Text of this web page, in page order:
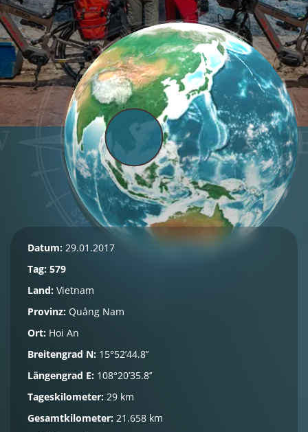
Datum: 29.01.2017
Tag: 579
Land: Vietnam
Provinz: Quảng Nam
Ort: Hoi An
Breitengrad N: 15°52’44.8’’
Längengrad E: 108°20’35.8’’
Tageskilometer: 29 km
Gesamtkilometer: 21.658 km